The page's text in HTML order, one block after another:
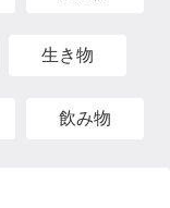
生き物
飲み物